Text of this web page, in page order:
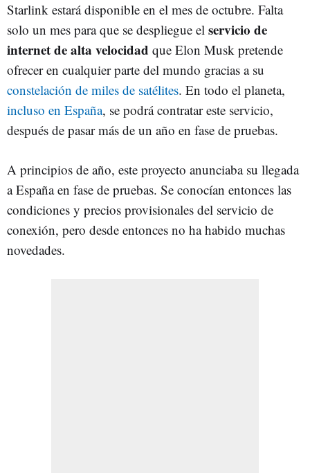
Starlink estará disponible en el mes de octubre. Falta
solo un mes para que se despliegue el servicio de
internet de alta velocidad que Elon Musk pretende
ofrecer en cualquier parte del mundo gracias a su
constelación de miles de satélites. En todo el planeta,
incluso en España, se podrá contratar este servicio,
después de pasar más de un año en fase de pruebas.
A principios de año, este proyecto anunciaba su llegada
a España en fase de pruebas. Se conocían entonces las
condiciones y precios provisionales del servicio de
conexión, pero desde entonces no ha habido muchas
novedades.